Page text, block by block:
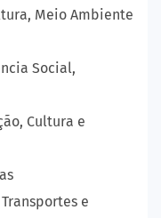
Meio Ambiente
Social,
Cultura e
e